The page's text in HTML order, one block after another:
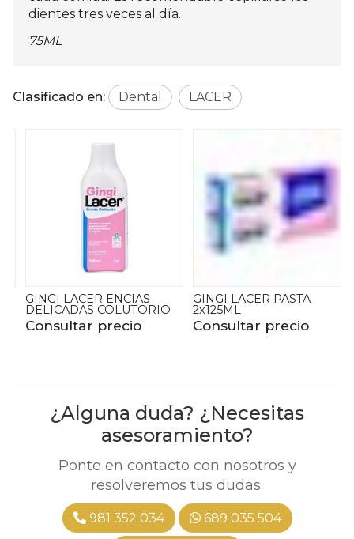
dientes tres veces al día.
75ML
Clasificado en: Dental LACER
GINGI LACER ENCIAS
DELICADAS COLUTORIO
Consultar precio
GINGI LACER PASTA
2x125ML
Consultar precio
¿Alguna duda? ¿Necesitas
asesoramiento?
Ponte en contacto con nosotros y
resolveremos tus dudas.
981 352 034 689 035 504